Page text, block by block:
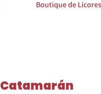
Boutique de Licores
Catamarán